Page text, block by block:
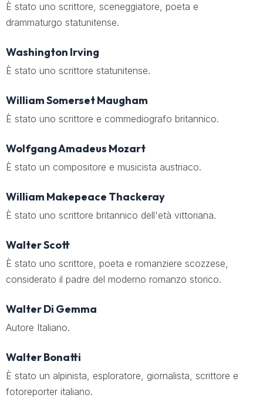
È stato uno scrittore, sceneggiatore, poeta e
drammaturgo statunitense.
Washington Irving
È stato uno scrittore statunitense.
William Somerset Maugham
È stato uno scrittore e commediografo britannico.
Wolfgang Amadeus Mozart
È stato un compositore e musicista austriaco.
William Makepeace Thackeray
È stato uno scrittore britannico dell'età vittoriana.
Walter Scott
È stato uno scrittore, poeta e romanziere scozzese,
considerato il padre del moderno romanzo storico.
Walter Di Gemma
Autore Italiano.
Walter Bonatti
È stato un alpinista, esploratore, giornalista, scrittore e
fotoreporter italiano.